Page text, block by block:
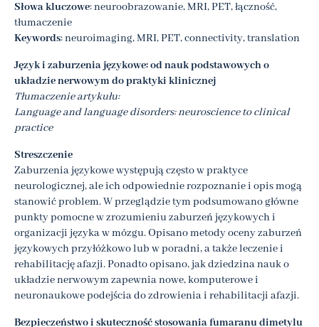
Słowa kluczowe: neuroobrazowanie, MRI, PET, łączność,
tłumaczenie
Keywords: neuroimaging, MRI, PET, connectivity, translation
Język i zaburzenia językowe: od nauk podstawowych o
układzie nerwowym do praktyki klinicznej
Tłumaczenie artykułu:
Language and language disorders: neuroscience to clinical
practice
Streszczenie
Zaburzenia językowe występują często w praktyce
neurologicznej, ale ich odpowiednie rozpoznanie i opis mogą
stanowić problem. W przeglądzie tym podsumowano główne
punkty pomocne w zrozumieniu zaburzeń językowych i
organizacji języka w mózgu. Opisano metody oceny zaburzeń
językowych przyłóżkowo lub w poradni, a także leczenie i
rehabilitację afazji. Ponadto opisano, jak dziedzina nauk o
układzie nerwowym zapewnia nowe, komputerowe i
neuronaukowe podejścia do zdrowienia i rehabilitacji afazji.
Bezpieczeństwo i skuteczność stosowania fumaranu dimetylu